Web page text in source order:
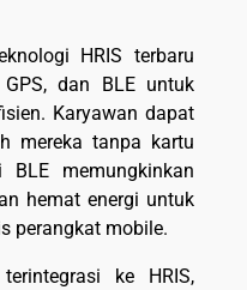
HRIS terbaru
dan BLE untuk
Karyawan dapat
mereka tanpa kartu
memungkinkan
hemat energi untuk
perangkat mobile.
ke HRIS,